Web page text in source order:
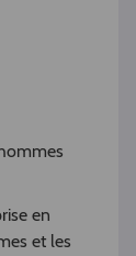
en
et les